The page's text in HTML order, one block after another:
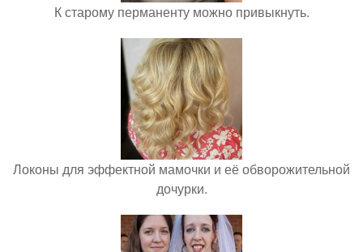
К старому перманенту можно привыкнуть.
Локоны для эффектной мамочки и её обворожительной
дочурки.